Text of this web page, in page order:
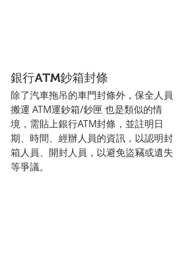
銀行ATM鈔箱封條
除了汽車拖吊的車門封條外，保全人員
搬運 ATM運鈔箱/鈔匣 也是類似的情
境，需貼上銀行ATM封條，並註明日
期、時間、經辦人員的資訊，以認明封
箱人員、開封人員，以避免盜竊或遺失
等爭議。